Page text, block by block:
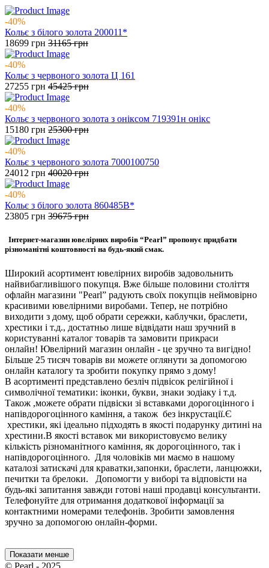
-40%
Кольє з білого золота 200011*
18699 грн 31165грн
-40%
Кольє з червоного золота Ц 161
27255 грн 45425грн
-40%
Кольє з червоного золота з оніксом 719391н онікс
15180 грн 25300грн
-40%
Кольє з червоного золота 7000100750
24012 грн 40020грн
-40%
Кольє з білого золота 860485В*
23805 грн 39675грн
Інтернет-магазин ювелірних виробів “Pearl” пропонує придбати
різноманітні коштовності на будь-який смак.
Широкий асортимент ювелірних виробів задовольнить
найвибагливішого покупця. Вже більше половини століття
офлайн магазини "Pearl” радують своїх покупців неймовірно
красивими ювелірними виробами. Тепер, не потрібно
виходити з дому, щоб обрати сережки, каблучки, браслети,
хрестики і т.д., достатньо лише відвідати наш зручний в
користуванні каталог товарів та замовити прикраси
онлайн! Ювелірний магазин онлайн - це зручно та вигідно!
Більше 25 тисяч товарів ви можете оглянути за допомогою
онлайн каталогу та зробити покупку прямо з дому!
В асортименті представлено безліч підвісок релігійної і
символічної тематики: іконки, букви, знаки зодіаку і т.д.
Також ,можете обрати підвіски зі вставками дорогоцінного і
напівдорогоцінного каміння, а також без інкрустації.Є
хрестики, які ідеально підходять в якості подарунку дитині на
хрестини.В якості вставок ми використовуємо велику
кількість різноманітного каміння, як дорогоцінного, так і
напівдорогоцінного. Для чоловіків ми маємо в нашому
каталозі затискачі для краватки,запонки, браслети, ланцюжки,
печитки та брелоки. Допомогти у виборі та відповісти на
будь-які запитання завжди готові наші продавці консультанти.
Телефонуйте для отримання додаткової інформації за
контактними номерами телефонів. Зробити замовлення
зручно за допомогою онлайн-форми.
Показати менше
© Pearl - 2025